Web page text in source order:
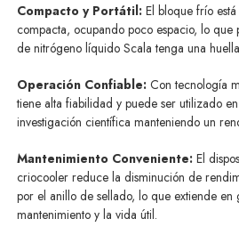
Compacto y Portátil: El bloque frío
compacta, ocupando poco espacio, lo
de nitrógeno líquido Scala tenga una
Operación Confiable: Con tecnología
tiene alta fiabilidad y puede ser utilizado
investigación científica manteniendo un
Mantenimiento Conveniente:El
criocooler reduce la disminución de
por el anillo de sellado, lo que extiende
mantenimiento y la vida útil.